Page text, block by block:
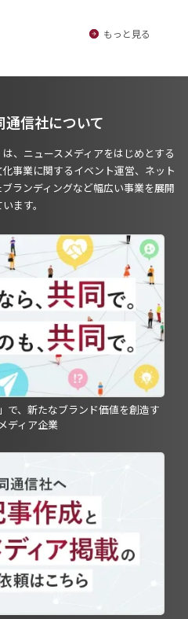
もっと見る
信社について
、ニュースメディアをはじめとする
事業に関するイベント運営、ネット
ランディングなど幅広い事業を展開
ます。
で、新たなブランド価値を創造す
ディア企業